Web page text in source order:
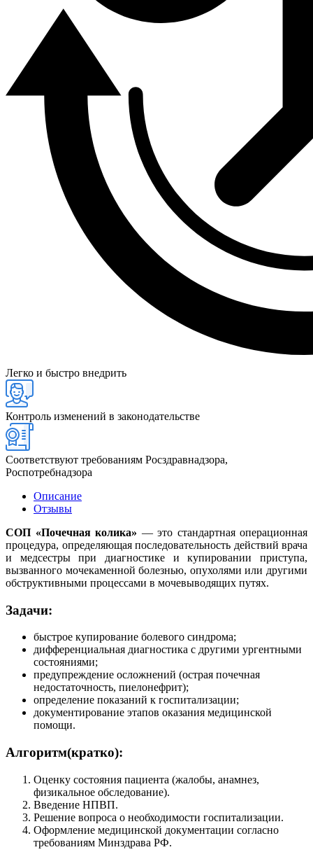
Легко и быстро внедрить
Контроль изменений в законодательстве
Соответствуют требованиям Росздравнадзора,
Роспотребнадзора
Описание
Отзывы
СОП «Почечная колика» — это стандартная операционная
процедура, определяющая последовательность действий врача
и медсестры при диагностике и купировании приступа,
вызванного мочекаменной болезнью, опухолями или другими
обструктивными процессами в мочевыводящих путях.
Задачи:
быстрое купирование болевого синдрома;
дифференциальная диагностика с другими ургентными
состояниями;
предупреждение осложнений (острая почечная
недостаточность, пиелонефрит);
определение показаний к госпитализации;
документирование этапов оказания медицинской
помощи.
Алгоритм(кратко):
Оценку состояния пациента (жалобы, анамнез,
физикальное обследование).
Введение НПВП.
Решение вопроса о необходимости госпитализации.
Оформление медицинской документации согласно
требованиям Минздрава РФ.